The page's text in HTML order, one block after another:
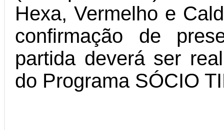
Hexa, Vermelho e
confirmação de
partida deverá ser
do Programa SÓCIO